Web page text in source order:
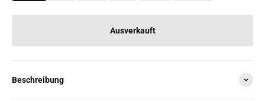
Ausverkauft
Beschreibung